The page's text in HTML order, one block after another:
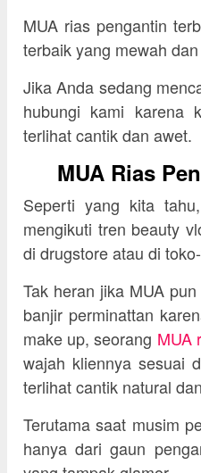
MUA rias pengantin
terbaik yang mewah
Jika Anda sedang
hubungi kami karena
terlihat cantik dan awet.
MUA Rias
Seperti yang kita
mengikuti tren beauty
di drugstore atau di
Tak heran jika MUA
banjir perminattan
make up, seorang MUA
wajah kliennya sesuai
terlihat cantik natural
Terutama saat musim
hanya dari gaun